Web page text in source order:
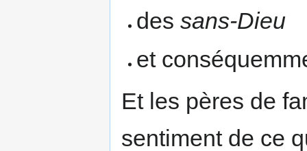
dessans-Dieu
et
Et les pères de
sentiment de ce